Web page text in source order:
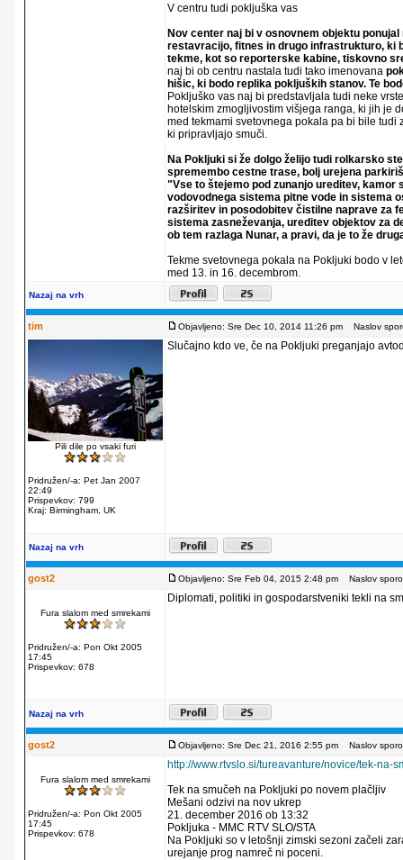
V centru tudi pokljuška vas
Nov center naj bi v osnovnem objektu ponujal
restavracijo, fitnes in drugo infrastrukturo, ki
tekme, kot so reporterske kabine, tiskovno
naj bi ob centru nastala tudi tako imenovana
hišic, ki bodo replika pokljuških stanov. Te
Pokljuško vas naj bi predstavljala tudi neke
hotelskim zmogljivostim višjega ranga, ki jih je
med tekmami svetovnega pokala pa bi bile tudi
ki pripravljajo smuči.
Na Pokljuki si že dolgo želijo tudi rolkarsko
spremembo cestne trase, bolj urejena
"Vse to štejemo pod zunanjo ureditev, kamor
vodovodnega sistema pitne vode in sistema
razširitev in posodobitev čistilne naprave za
sistema zasneževanja, ureditev objektov za
ob tem razlaga Nunar, a pravi, da je to že
Tekme svetovnega pokala na Pokljuki bodo v
med 13. in 16. decembrom.
Nazaj na vrh
tim Objavljeno: Sre Dec 10, 2014 11:26 pm Naslov
Pili dile po vsaki furi
Pridružen/-a: Pet Jan 2007
22:49
Prispevkov: 799
Kraj: Birmingham, UK
Slučajno kdo ve, če na Pokljuki preganjajo
Nazaj na vrh
gost2 Objavljeno: Sre Feb 04, 2015 2:48 pm Naslov
Fura slalom med smrekami
Pridružen/-a: Pon Okt 2005
17:45
Prispevkov: 678
Diplomati, politiki in gospodarstveniki tekli na
Nazaj na vrh
gost2 Objavljeno: Sre Dec 21, 2016 2:55 pm Naslov
Fura slalom med smrekami
Pridružen/-a: Pon Okt 2005
17:45
Prispevkov: 678
http://www.rtvslo.si/tureavanture/novice/tek-
Tek na smučeh na Pokljuki po novem plačljiv
Mešani odzivi na nov ukrep
21. december 2016 ob 13:32
Pokljuka - MMC RTV SLO/STA
Na Pokljuki so v letošnji zimski sezoni začeli
urejanje prog namreč ni poceni.